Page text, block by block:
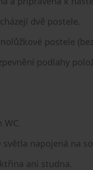
dvě postele.
postele
podlahy
WC.
napojená na
ani studna.